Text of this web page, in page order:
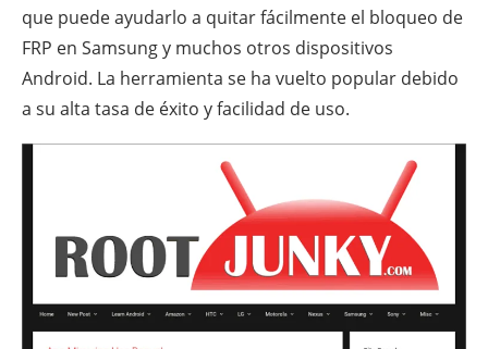
que puede ayudarlo a quitar fácilmente el bloqueo de
FRP en Samsung y muchos otros dispositivos
Android. La herramienta se ha vuelto popular debido
a su alta tasa de éxito y facilidad de uso.